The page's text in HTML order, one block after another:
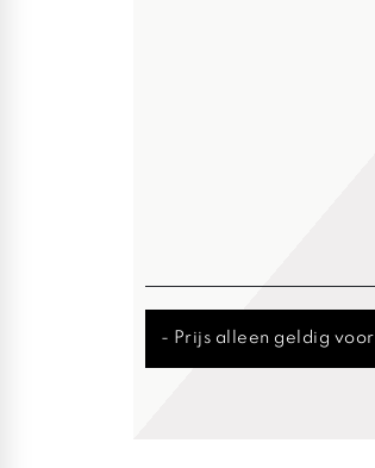
- Prijs alleen geldig